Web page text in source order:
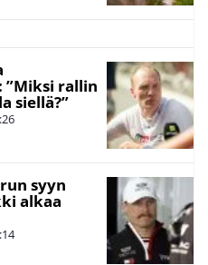
rallin
siellä?”
syyn
alkaa